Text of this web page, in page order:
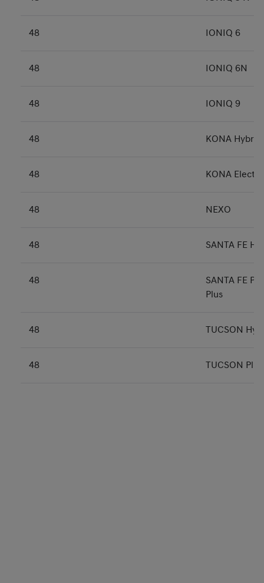
48 IONIQ 6
48 IONIQ 6N
48 IONIQ 9
48 KONA Hybrid
48 KONA
48 NEXO
48 SANTA FE
48
SANTA FE
Plus
48 TUCSON
48 TUCSON